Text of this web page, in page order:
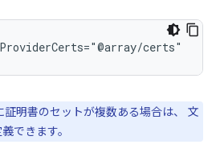
certs"
証明書のセットが複数ある場合は、 文
できます。